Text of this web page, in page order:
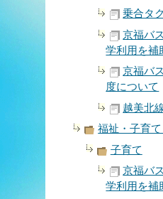
乗合タ
京福バ
学利用を補
京福バ
度について
越美北
福祉・子育
子育て
京福バ
学利用を補